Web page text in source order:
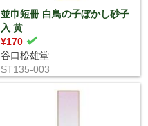
並巾短冊 白鳥の子ぼかし砂子
入 黄
¥170
谷口松雄堂
ST135-003